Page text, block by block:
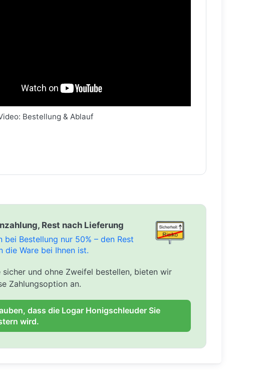
Bestellung & Ablauf
Rest nach Lieferung
bei Bestellung nur 50% – den Rest
die Ware bei Ihnen ist.
sicher und ohne Zweifel bestellen, bieten wir
Zahlungsoption an.
dass die Logar Honigschleuder Sie
wird.